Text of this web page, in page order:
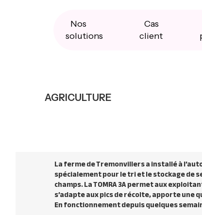
Nos
solutions
Cas
client
AGRICULTURE
La ferme de Tremonvillers a installé à
spécialement pour le tri et le stockage de
champs. La TOMRA 3A permet aux
s’adapte aux pics de récolte, apporte une
En fonctionnement depuis quelques